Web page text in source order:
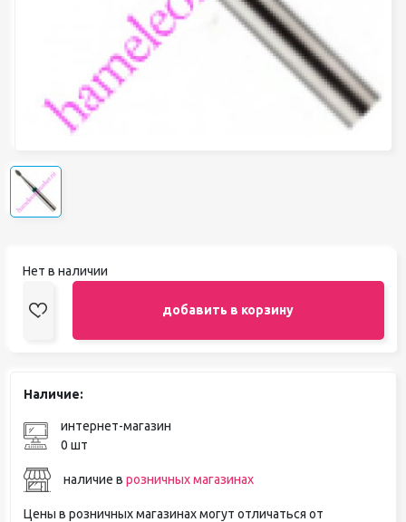
Нет в наличии
добавить в корзину
Наличие:
интернет-магазин
0 шт
наличие в розничных магазинах
Цены в розничных магазинах могут отличаться от